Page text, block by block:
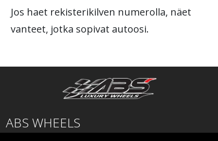
Jos haet rekisterikilven numerolla, näet
vanteet, jotka sopivat autoosi.
ABS WHEELS